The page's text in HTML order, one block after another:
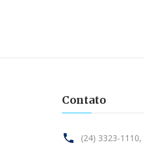
Contato
(24) 3323-1110,